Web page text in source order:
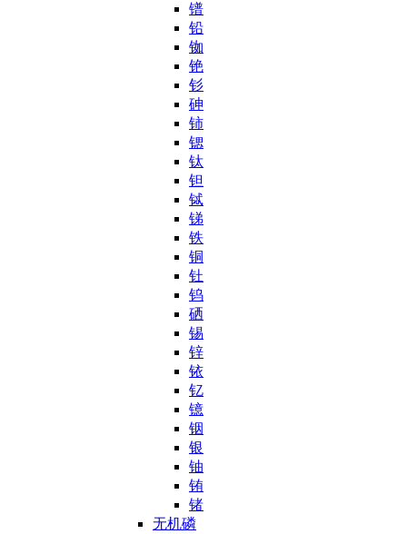
镨
铅
铷
铯
钐
砷
铈
锶
钛
钽
铽
锑
铁
铜
钍
钨
硒
锡
锌
铱
钇
镱
铟
银
铀
铕
锗
无机磷